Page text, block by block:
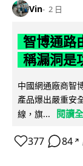
Vin 2 日
智博通路
稱漏洞是
中國網通廠商智
產品爆出嚴重安
線，旗...
閱讀
377 84 ↗